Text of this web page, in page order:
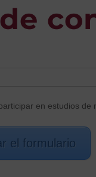
de
en estudios de
el formulario